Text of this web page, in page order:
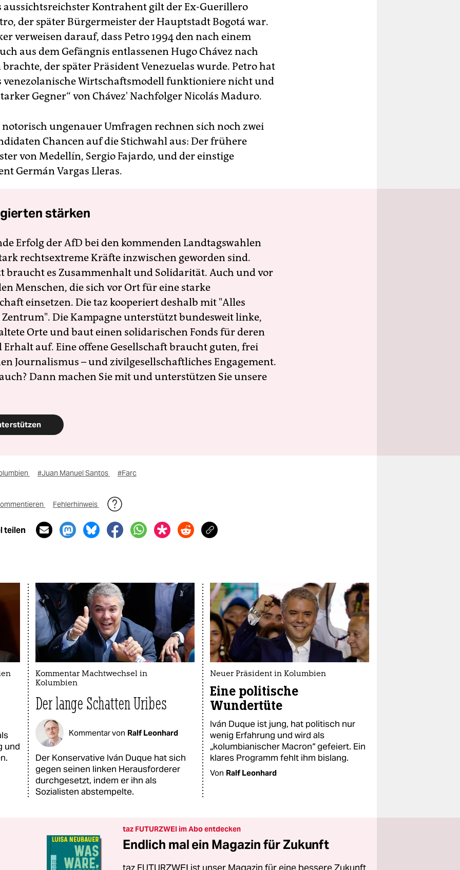
aussichtsreichster Kontrahent gilt der Ex-Guerillero
der später Bürgermeister der Hauptstadt Bogotá war.
verweisen darauf, dass Petro 1994 den nach einem
aus dem Gefängnis entlassenen Hugo Chávez nach
der später Präsident Venezuelas wurde. Petro hat
venezolanische Wirtschaftsmodell funktioniere nicht und
Gegner“ von Chávez' Nachfolger Nicolás Maduro.
ungenauer Umfragen rechnen sich noch zwei
Chancen auf die Stichwahl aus: Der frühere
von Medellín, Sergio Fajardo, und der einstige
Germán Vargas Lleras.
stärken
Erfolg der AfD bei den kommenden Landtagswahlen
rechtsextreme Kräfte inzwischen geworden sind.
braucht es Zusammenhalt und Solidarität. Auch und vor
Menschen, die sich vor Ort für eine starke
einsetzen. Die taz kooperiert deshalb mit "Alles
Die Kampagne unterstützt bundesweit linke,
Orte und baut einen solidarischen Fonds für deren
Erhalt auf. Eine offene Gesellschaft braucht guten, frei
Journalismus – und zivilgesellschaftliches Engagement.
Dann machen Sie mit und unterstützen Sie unsere
#Juan Manuel Santos #Farc
Fehlerhinweis
teilen
und
Kommentar Machtwechsel in
Kolumbien
Der lange Schatten Uribes
Kommentar von Ralf Leonhard
Der Konservative Iván Duque hat sich
gegen seinen linken Herausforderer
durchgesetzt, indem er ihn als
Sozialisten abstempelte.
Neuer Präsident in Kolumbien
Eine politische
Wundertüte
Iván Duque ist jung, hat politisch nur
wenig Erfahrung und wird als
„kolumbianischer Macron“ gefeiert. Ein
klares Programm fehlt ihm bislang.
Von Ralf Leonhard
taz FUTURZWEI im Abo entdecken
Endlich mal ein Magazin für Zukunft